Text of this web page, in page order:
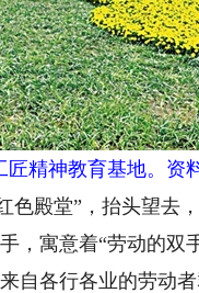
匠精神教育基地。资
殿堂”，抬头望去
，寓意着“劳动的双
各行各业的劳动者